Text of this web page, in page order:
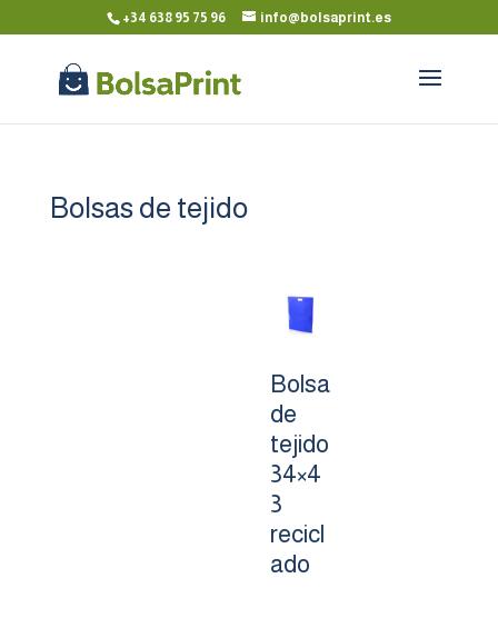
+34 638 95 75 96 info@bolsaprint.es
Bolsas de tejido
Bolsa
de
tejido
34×4
3
recicl
ado